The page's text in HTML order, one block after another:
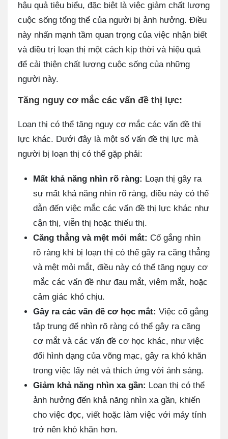
hậu quả tiêu biểu, đặc biệt là việc giảm chất lượng
cuộc sống tổng thể của người bị ảnh hưởng. Điều
này nhấn mạnh tầm quan trọng của việc nhận biết
và điều trị loạn thị một cách kịp thời và hiệu quả
để cải thiện chất lượng cuộc sống của những
người này.
Tăng nguy cơ mắc các vấn đề thị lực:
Loạn thị có thể tăng nguy cơ mắc các vấn đề thị
lực khác. Dưới đây là một số vấn đề thị lực mà
người bị loạn thị có thể gặp phải:
Mất khả năng nhìn rõ ràng: Loạn thị gây ra
sự mất khả năng nhìn rõ ràng, điều này có thể
dẫn đến việc mắc các vấn đề thị lực khác như
cận thị, viễn thị hoặc thiếu thị.
Căng thẳng và mệt mỏi mắt: Cố gắng nhìn
rõ ràng khi bị loạn thị có thể gây ra căng thẳng
và mệt mỏi mắt, điều này có thể tăng nguy cơ
mắc các vấn đề như đau mắt, viêm mắt, hoặc
cảm giác khó chịu.
Gây ra các vấn đề cơ học mắt: Việc cố gắng
tập trung để nhìn rõ ràng có thể gây ra căng
cơ mắt và các vấn đề cơ học khác, như việc
đổi hình dạng của võng mạc, gây ra khó khăn
trong việc lấy nét và thích ứng với ánh sáng.
Giảm khả năng nhìn xa gần: Loạn thị có thể
ảnh hưởng đến khả năng nhìn xa gần, khiến
cho việc đọc, viết hoặc làm việc với máy tính
trở nên khó khăn hơn.